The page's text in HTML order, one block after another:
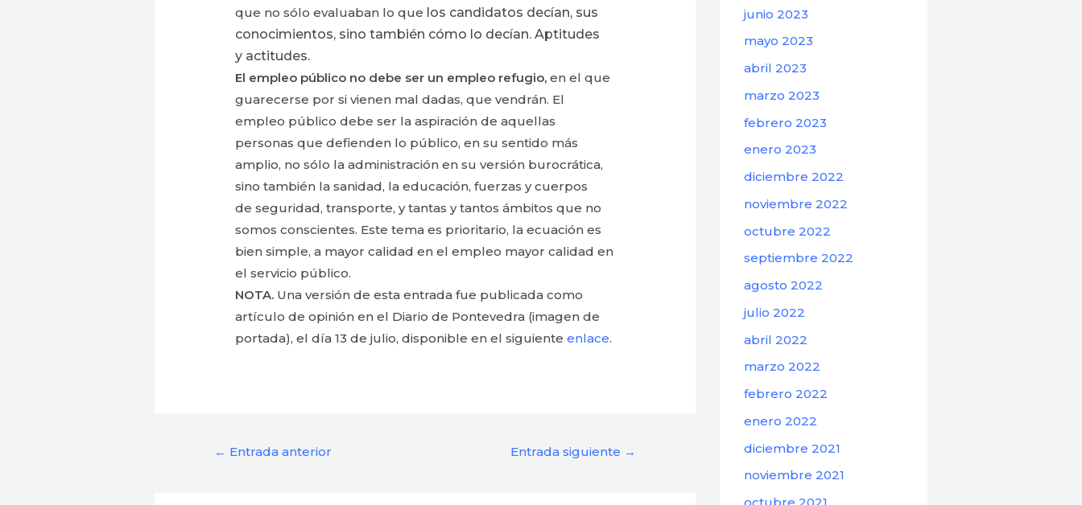
que no sólo evaluaban lo que los candidatos decían, sus
conocimientos, sino también cómo lo decían. Aptitudes
y actitudes.
El empleo público no debe ser un empleo refugio, en el que
guarecerse por si vienen mal dadas, que vendrán. El
empleo público debe ser la aspiración de aquellas
personas que defienden lo público, en su sentido más
amplio, no sólo la administración en su versión burocrática,
sino también la sanidad, la educación, fuerzas y cuerpos
de seguridad, transporte, y tantas y tantos ámbitos que no
somos conscientes. Este tema es prioritario, la ecuación es
bien simple, a mayor calidad en el empleo mayor calidad en
el servicio público.
NOTA. Una versión de esta entrada fue publicada como
artículo de opinión en el Diario de Pontevedra (imagen de
portada), el día 13 de julio, disponible en el siguienteenlace.
← Entrada anterior Entrada siguiente →
junio 2023
mayo 2023
abril 2023
marzo 2023
febrero 2023
enero 2023
diciembre 2022
noviembre 2022
octubre 2022
septiembre 2022
agosto 2022
julio 2022
abril 2022
marzo 2022
febrero 2022
enero 2022
diciembre 2021
noviembre 2021